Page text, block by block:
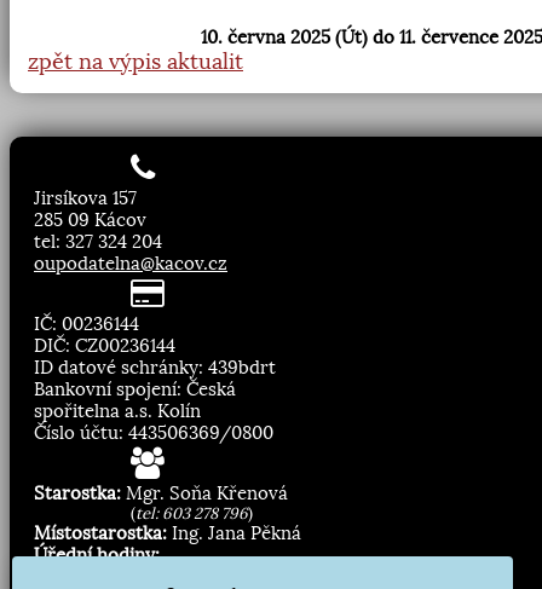
10. června 2025 (Út) do 11. července
zpět na výpis aktualit
Jirsíkova 157
285 09 Kácov
tel: 327 324 204
oupodatelna@kacov.cz
IČ: 00236144
DIČ: CZ00236144
ID datové schránky: 439bdrt
Bankovní spojení: Česká
spořitelna a.s. Kolín
Číslo účtu: 443506369/0800
Starostka: Mgr. Soňa Křenová
(tel: 603 278 796)
Místostarostka: Ing. Jana Pěkná
Úřední hodiny: